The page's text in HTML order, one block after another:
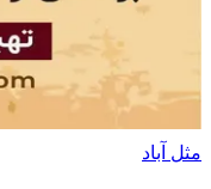
مثل آباد